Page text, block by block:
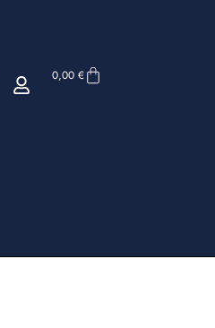
0,00 €